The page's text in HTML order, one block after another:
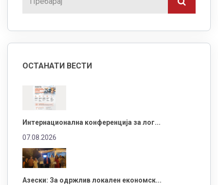
ОСТАНАТИ ВЕСТИ
Интернационална конференција за лог...
07.08.2026
Азески: За одржлив локален економск...